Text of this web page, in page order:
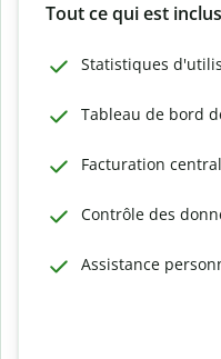
Tout ce qui est
Statistiques
Tableau de bord
Facturation
Contrôle des
Assistance